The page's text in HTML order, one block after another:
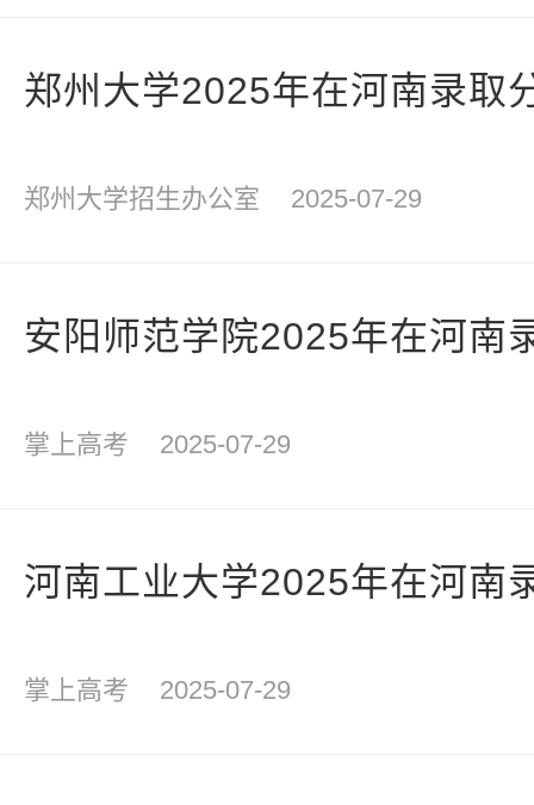
郑州大学2025年在河南录取
郑州大学招生办公室 2025-07-29
安阳师范学院2025年在河南
掌上高考 2025-07-29
河南工业大学2025年在河南
掌上高考 2025-07-29